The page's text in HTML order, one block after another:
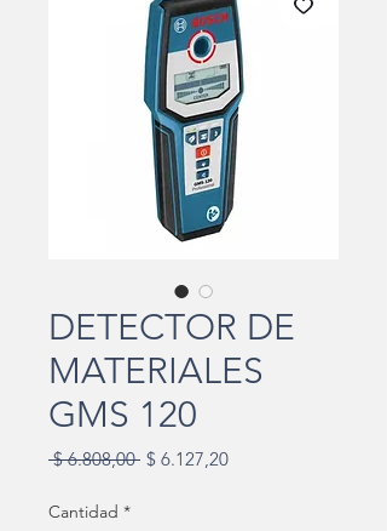
DETECTOR DE
MATERIALES
GMS 120
$ 6.808,00 Precio
$ 6.127,20Precio
Cantidad *